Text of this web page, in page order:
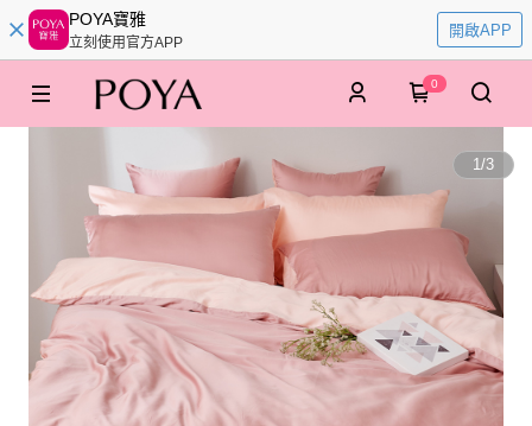
POYA寶雅
立刻使用官方APP
開啟APP
0
1/3